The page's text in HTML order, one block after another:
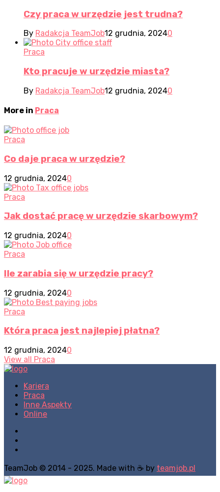
Czy praca w urzędzie jest trudna?
By Radakcja TeamJob12 grudnia, 20240
Praca
Kto pracuje w urzędzie miasta?
By Radakcja TeamJob12 grudnia, 20240
More in Praca
Praca
Co daje praca w urzędzie?
12 grudnia, 20240
Praca
Jak dostać pracę w urzędzie skarbowym?
12 grudnia, 20240
Praca
Ile zarabia się w urzędzie pracy?
12 grudnia, 20240
Praca
Która praca jest najlepiej płatna?
12 grudnia, 20240
View all Praca
Kariera
Praca
Inne Aspekty
Online
TeamJob © 2014 - 2025. Made with ☕ by teamjob.pl